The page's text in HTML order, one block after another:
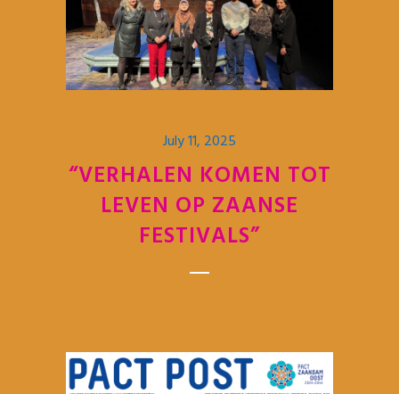
July 11, 2025
“VERHALEN KOMEN TOT
LEVEN OP ZAANSE
FESTIVALS”